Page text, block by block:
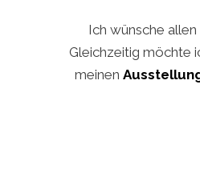
Ich wünsche
Gleichzeitig möchte
meinen